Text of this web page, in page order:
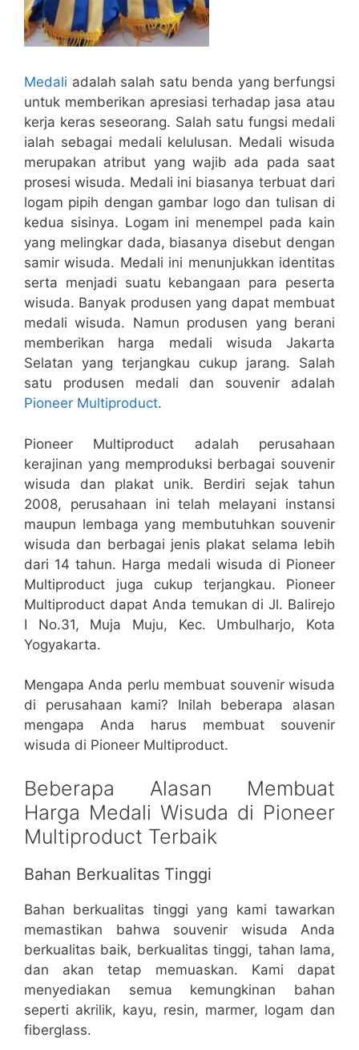
Medali adalah salah satu benda yang berfungsi
untuk memberikan apresiasi terhadap jasa atau
kerja keras seseorang. Salah satu fungsi medali
ialah sebagai medali kelulusan. Medali wisuda
merupakan atribut yang wajib ada pada saat
prosesi wisuda. Medali ini biasanya terbuat dari
logam pipih dengan gambar logo dan tulisan di
kedua sisinya. Logam ini menempel pada kain
yang melingkar dada, biasanya disebut dengan
samir wisuda. Medali ini menunjukkan identitas
serta menjadi suatu kebangaan para peserta
wisuda. Banyak produsen yang dapat membuat
medali wisuda. Namun produsen yang berani
memberikan harga medali wisuda Jakarta
Selatan yang terjangkau cukup jarang. Salah
satu produsen medali dan souvenir adalah
Pioneer Multiproduct.
Pioneer Multiproduct adalah perusahaan
kerajinan yang memproduksi berbagai souvenir
wisuda dan plakat unik. Berdiri sejak tahun
2008, perusahaan ini telah melayani instansi
maupun lembaga yang membutuhkan souvenir
wisuda dan berbagai jenis plakat selama lebih
dari 14 tahun. Harga medali wisuda di Pioneer
Multiproduct juga cukup terjangkau. Pioneer
Multiproduct dapat Anda temukan di Jl. Balirejo
I No.31, Muja Muju, Kec. Umbulharjo, Kota
Yogyakarta.
Mengapa Anda perlu membuat souvenir wisuda
di perusahaan kami? Inilah beberapa alasan
mengapa Anda harus membuat souvenir
wisuda di Pioneer Multiproduct.
Beberapa Alasan Membuat
Harga Medali Wisuda di Pioneer
Multiproduct Terbaik
Bahan Berkualitas Tinggi
Bahan berkualitas tinggi yang kami tawarkan
memastikan bahwa souvenir wisuda Anda
berkualitas baik, berkualitas tinggi, tahan lama,
dan akan tetap memuaskan. Kami dapat
menyediakan semua kemungkinan bahan
seperti akrilik, kayu, resin, marmer, logam dan
fiberglass.